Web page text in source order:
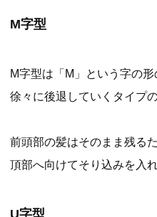
M字型
M字型は「M」という字の
徐々に後退していくタイプ
前頭部の髪はそのまま残る
頂部へ向けてそり込みを入
U字型